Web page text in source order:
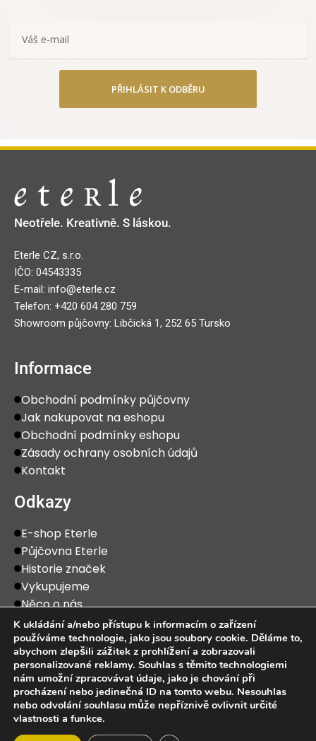
PŘIHLÁSIT K ODBĚRU
Neotřele. Kreativně. S láskou.
Eterle CZ, s.r.o.
IČO: 04543335
E-mail: info@eterle.cz
Telefon: +420 604 280 759
Showroom půjčovny: Libčická 1, 252 65 Tursko
Informace
Obchodní podmínky půjčovny
Jak nakupovat na eshopu
Obchodní podmínky eshopu
Zásady ochrany osobních údajů
Kontakt
Odkazy
E-shop Eterle
Půjčovna Eterle
Historie značek
Vykupujeme
Něco o nás
2025 Eterle CZ, s.r.o. Všechna práva vyhrazena.
K ukládání a/nebo přístupu k informacím o zařízení
používáme technologie, jako jsou soubory cookie. Děláme to,
abychom zlepšili zážitek z prohlížení a zobrazovali
personalizované reklamy. Souhlas s těmito technologiemi
nám umožní zpracovávat údaje, jako je chování při
procházení nebo jedinečná ID na tomto webu. Nesouhlas
nebo odvolání souhlasu může nepříznivě ovlivnit určité
vlastnosti a funkce.